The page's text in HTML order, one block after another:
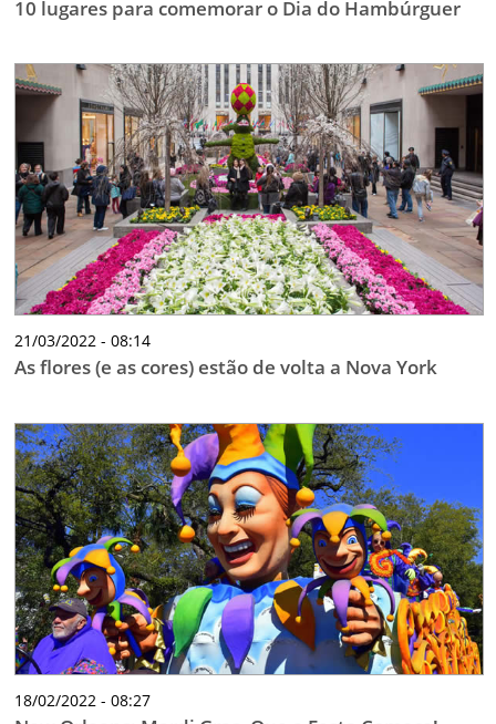
10 lugares para comemorar o Dia do Hambúrguer
21/03/2022 - 08:14
As flores (e as cores) estão de volta a Nova York
18/02/2022 - 08:27